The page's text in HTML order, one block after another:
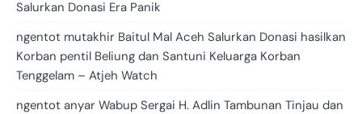
Salurkan Donasi Era Panik
ngentot mutakhir Baitul Mal Aceh Salurkan Donasi hasilkan
Korban pentil Beliung dan Santuni Keluarga Korban
Tenggelam – Atjeh Watch
ngentot anyar Wabup Sergai H. Adlin Tambunan Tinjau dan